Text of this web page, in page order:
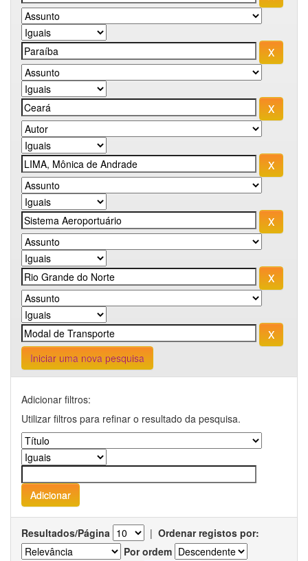
Iniciar uma nova pesquisa
Adicionar filtros:
Utilizar filtros para refinar o resultado da pesquisa.
Resultados/Página | Ordenar registos por:
Por ordem